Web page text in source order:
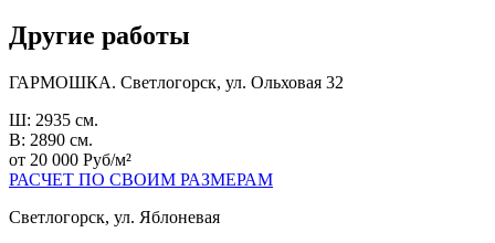
Другие работы
ГАРМОШКА. Светлогорск, ул. Ольховая 32
Ш: 2935 см.
В: 2890 см.
от 20 000 Руб/м²
РАСЧЕТ ПО СВОИМ РАЗМЕРАМ
Светлогорск, ул. Яблоневая